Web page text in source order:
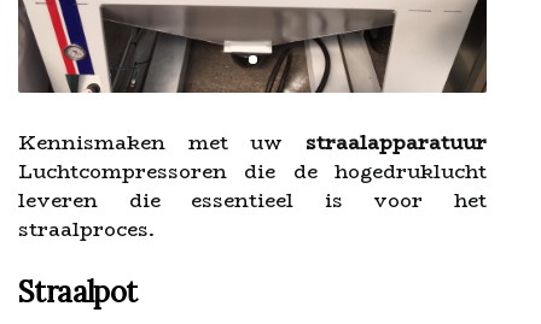
Kennismaken met uw straalapparatuur
Luchtcompressoren die de hogedruklucht
leveren die essentieel is voor het
straalproces.
Straalpot